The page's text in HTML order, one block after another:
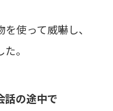
使って威嚇し、
。
話の途中で